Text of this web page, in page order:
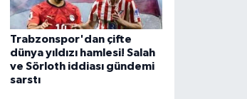
Trabzonspor'dan çifte
dünya yıldızı hamlesi! Salah
ve Sörloth iddiası gündemi
sarstı